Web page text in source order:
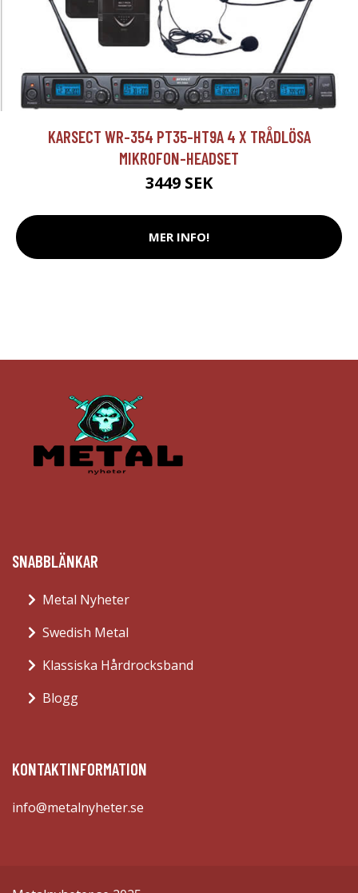
KARSECT WR-354 PT35-HT9A 4 X TRÅDLÖSA
MIKROFON-HEADSET
3449 SEK
MER INFO!
SNABBLÄNKAR
Metal Nyheter
Swedish Metal
Klassiska Hårdrocksband
Blogg
KONTAKTINFORMATION
info@metalnyheter.se